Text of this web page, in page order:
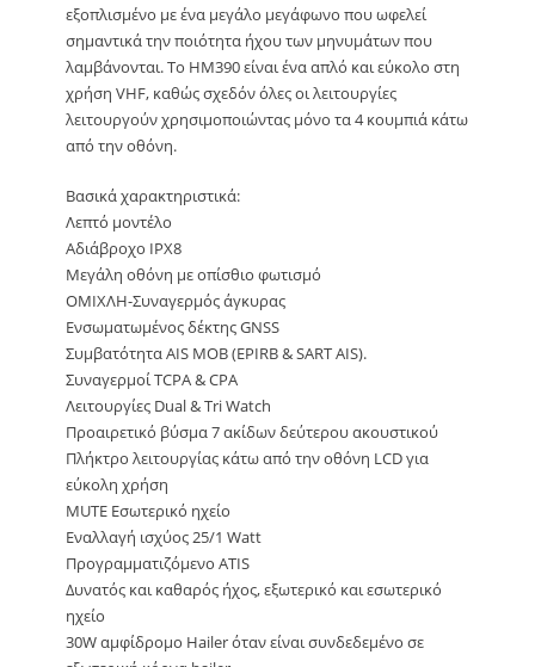
εξοπλισμένο με ένα μεγάλο μεγάφωνο που ωφελεί
σημαντικά την ποιότητα ήχου των μηνυμάτων που
λαμβάνονται. Το ΗΜ390 είναι ένα απλό και εύκολο στη
χρήση VHF, καθώς σχεδόν όλες οι λειτουργίες
λειτουργούν χρησιμοποιώντας μόνο τα 4 κουμπιά κάτω
από την οθόνη.
Βασικά χαρακτηριστικά:
Λεπτό μοντέλο
Αδιάβροχο IPX8
Μεγάλη οθόνη με οπίσθιο φωτισμό
ΟΜΙΧΛΗ-Συναγερμός άγκυρας
Ενσωματωμένος δέκτης GNSS
Συμβατότητα AIS MOB (EPIRB & SART AIS).
Συναγερμοί TCPA & CPA
Λειτουργίες Dual & Tri Watch
Προαιρετικό βύσμα 7 ακίδων δεύτερου ακουστικού
Πλήκτρο λειτουργίας κάτω από την οθόνη LCD για
εύκολη χρήση
MUTE Εσωτερικό ηχείο
Εναλλαγή ισχύος 25/1 Watt
Προγραμματιζόμενο ATIS
Δυνατός και καθαρός ήχος, εξωτερικό και εσωτερικό
ηχείο
30W αμφίδρομο Hailer όταν είναι συνδεδεμένο σε